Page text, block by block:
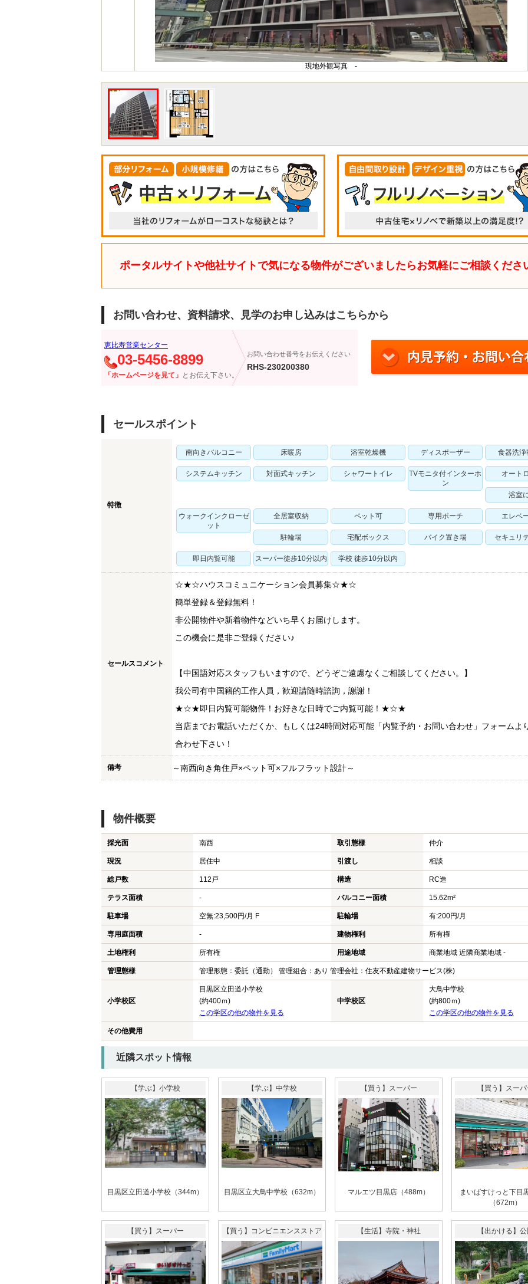
現地外観写真 -
ポータルサイトや他社サイトで気になる物件がございましたらお気軽にご相談くださ
お問い合わせ、資料請求、見学のお申し込みはこちらから
恵比寿営業センター
03-5456-8899
「ホームページを見て」 とお伝え下さい。
お問い合わせ番号をお伝えください
RHS-230200380
セールスポイント
特徴
南向きバルコニー 床暖房 浴室乾燥機 ディスポーザー 食器洗浄
システムキッチン 対面式キッチン シャワートイレ
TVモニタ付インターホ
ン
オート
浴室
ウォークインクローゼ
ット
全居室収納 ペット可 専用ポーチ エレベ
駐輪場 宅配ボックス バイク置き場 セキュリ
即日内覧可能 スーパー徒歩10分以内 学校 徒歩10分以内
セールスコメント
☆★☆ハウスコミュニケーション会員募集☆★☆
簡単登録＆登録無料！
非公開物件や新着物件などいち早くお届けします。
この機会に是非ご登録ください♪
【中国語対応スタッフもいますので、どうぞご遠慮なくご相談してください。】
我公司有中国籍的工作人員，歓迎請随時諮詢，謝謝！
★☆★即日内覧可能物件！お好きな日時でご内覧可能！★☆★
当店までお電話いただくか、もしくは24時間対応可能「内覧予約・お問い合わせ」フォームよ
合わせ下さい！
備考 ～南西向き角住戸×ペット可×フルフラット設計～
物件概要
採光面 南西 取引態様 仲介
現況 居住中 引渡し 相談
総戸数 112戸 構造 RC造
テラス面積 - バルコニー面積 15.62m²
駐車場 空無:23,500円/月 F 駐輪場 有:200円/月
専用庭面積 - 建物権利 所有権
土地権利 所有権 用途地域 商業地域 近隣商業地域 -
管理態様 管理形態：委託（通勤） 管理組合：あり 管理会社：住友不動産建物サービス(株)
小学校区
目黒区立田道小学校
(約400ｍ)
この学区の他の物件を見る
中学校区
大鳥中学校
(約800ｍ)
この学区の他の物件を見る
その他費用
近隣スポット情報
【学ぶ】小学校
目黒区立田道小学校（344m）
【学ぶ】中学校
目黒区立大鳥中学校（632m）
【買う】スーパー
マルエツ目黒店（488m）
【買う】スー
まいばすけっと下目
（672m）
【買う】スーパー 【買う】コンビニエンスストア 【生活】寺院・神社 【出かける】